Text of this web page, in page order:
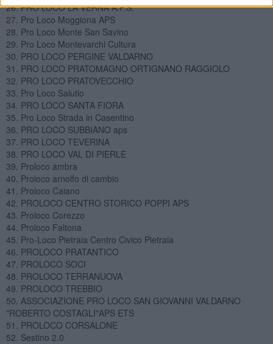
26. PRO LOCO LA VERNA A.P.S.
27. Pro Loco Moggiona APS
28. Pro Loco Monte San Savino
29. Pro Loco Montevarchi Cultura
30. PRO LOCO PERGINE VALDARNO
31. PRO LOCO PRATOMAGNO ORTIGNANO RAGGIOLO
32. PRO LOCO PRATOVECCHIO
33. Pro Loco Salutio
34. PRO LOCO SANTA FIORA
35. Pro Loco Strada in Casentino
36. PRO LOCO SUBBIANO aps
37. PRO LOCO TEVERINA
38. PRO LOCO VAL DI PIERLE
39. Proloco ambra
40. Proloco arnolfo di cambio
41. Proloco Caiano
42. PROLOCO CENTRO STORICO POPPI APS
43. Proloco Corezzo
44. Proloco Faltona
45. Pro-Loco Pietraia Centro Civico Pietraia
46. PROLOCO PRATANTICO
47. PROLOCO SOCI
48. PROLOCO TERRANUOVA
49. PROLOCO TREBBIO
50. ASSOCIAZIONE PRO LOCO SAN GIOVANNI VALDARNO
"ROBERTO COSTAGLI"APS ETS
51. PROLOCO CORSALONE
52. Sestino 2.0